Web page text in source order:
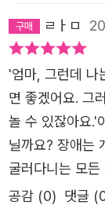
습을 하러 갔을
때를 대비하여
는 혼자 교실에
어가려면 친구
주었고, 마을버
거리를 날이 어
지요. 물론 체육 시간에 ‘나’가 함께 참여할 수 있도록 풍선으
ㄹㅏㅁ
'엄마, 그런데 나
면 좋겠어요. 그
놀 수 있잖아요.'
닐까요? 장애는
굴러다니는 모
공감 (0) 댓글